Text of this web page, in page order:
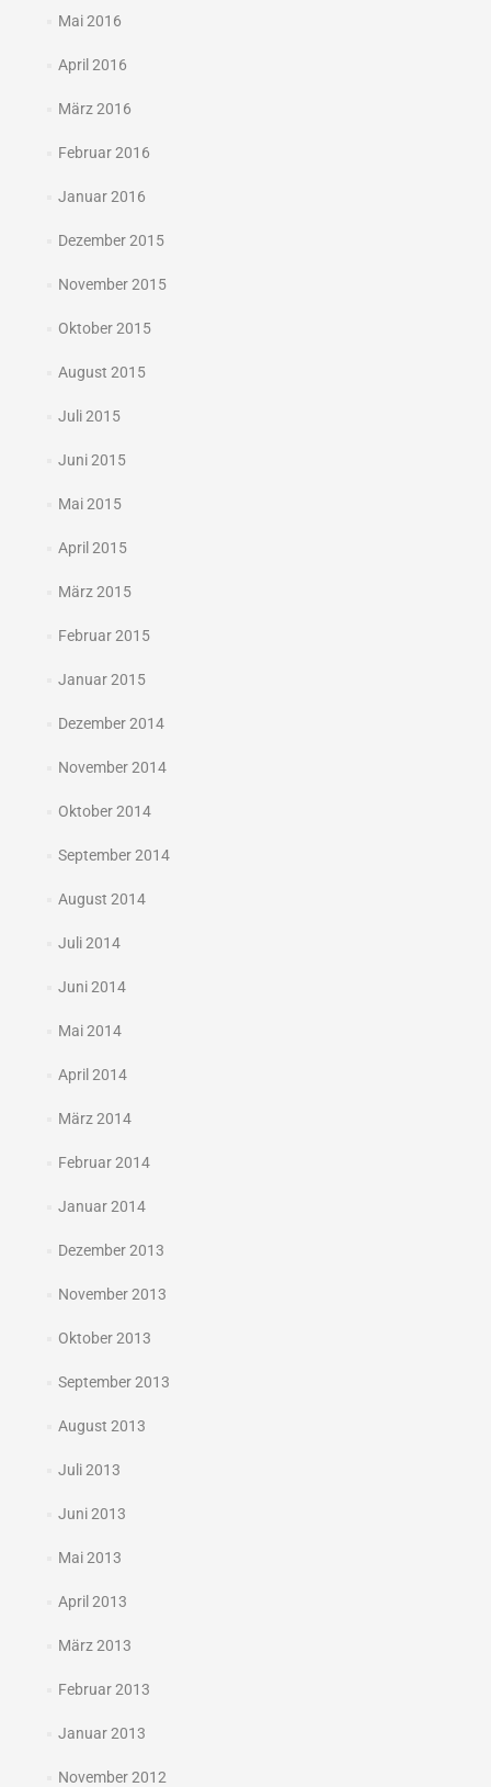
Mai 2016
April 2016
März 2016
Februar 2016
Januar 2016
Dezember 2015
November 2015
Oktober 2015
August 2015
Juli 2015
Juni 2015
Mai 2015
April 2015
März 2015
Februar 2015
Januar 2015
Dezember 2014
November 2014
Oktober 2014
September 2014
August 2014
Juli 2014
Juni 2014
Mai 2014
April 2014
März 2014
Februar 2014
Januar 2014
Dezember 2013
November 2013
Oktober 2013
September 2013
August 2013
Juli 2013
Juni 2013
Mai 2013
April 2013
März 2013
Februar 2013
Januar 2013
November 2012